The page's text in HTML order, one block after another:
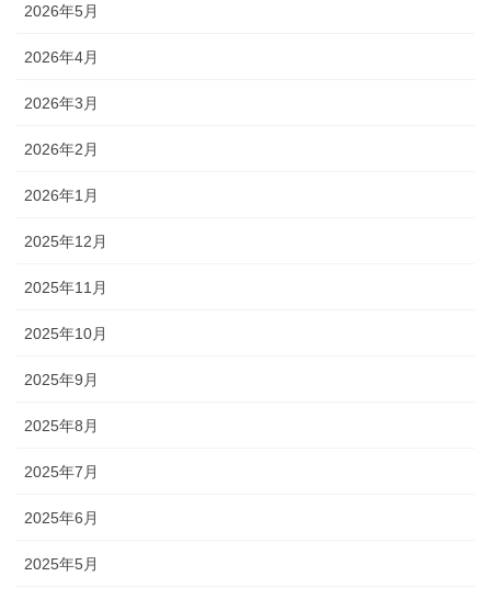
2026年5月
2026年4月
2026年3月
2026年2月
2026年1月
2025年12月
2025年11月
2025年10月
2025年9月
2025年8月
2025年7月
2025年6月
2025年5月